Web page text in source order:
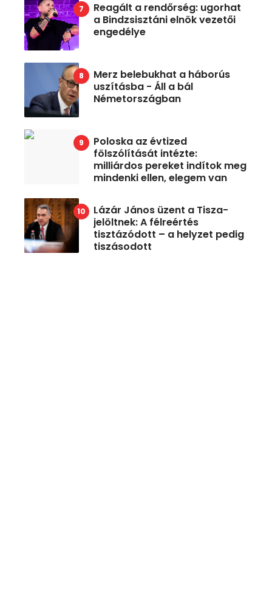
Reagált a rendőrség: ugorhat
a Bindzsisztáni elnök vezetői
engedélye
Merz belebukhat a háborús
uszításba - Áll a bál
Németországban
Poloska az évtized
fölszólítását intézte:
milliárdos pereket indítok meg
mindenki ellen, elegem van
Lázár János üzent a Tisza-
jelöltnek: A félreértés
tisztázódott – a helyzet pedig
tiszásodott